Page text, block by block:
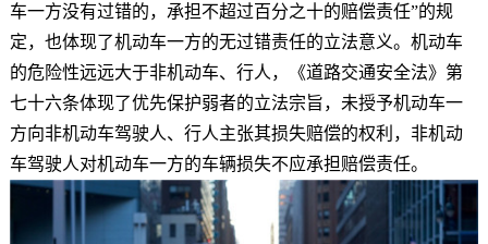
车一方没有过错的，承担不超过百分之十的赔偿责任”的规
定，也体现了机动车一方的无过错责任的立法意义。机动车
的危险性远远大于非机动车、行人，《道路交通安全法》第
七十六条体现了优先保护弱者的立法宗旨，未授予机动车一
方向非机动车驾驶人、行人主张其损失赔偿的权利，非机动
车驾驶人对机动车一方的车辆损失不应承担赔偿责任。